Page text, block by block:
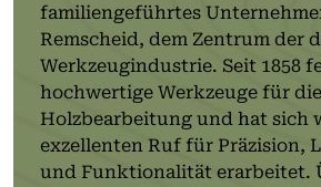
familiengeführtes
Remscheid, dem Zentrum der
Werkzeugindustrie. Seit 1858
hochwertige Werkzeuge für die
Holzbearbeitung und hat sich
exzellenten Ruf für Präzision,
und Funktionalität erarbeitet.